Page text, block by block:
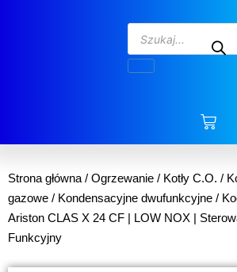
Strona główna / Ogrzewanie / Kotły C.O. /
gazowe / Kondensacyjne dwufunkcyjne /
Ariston CLAS X 24 CF | LOW NOX |
Funkcyjny